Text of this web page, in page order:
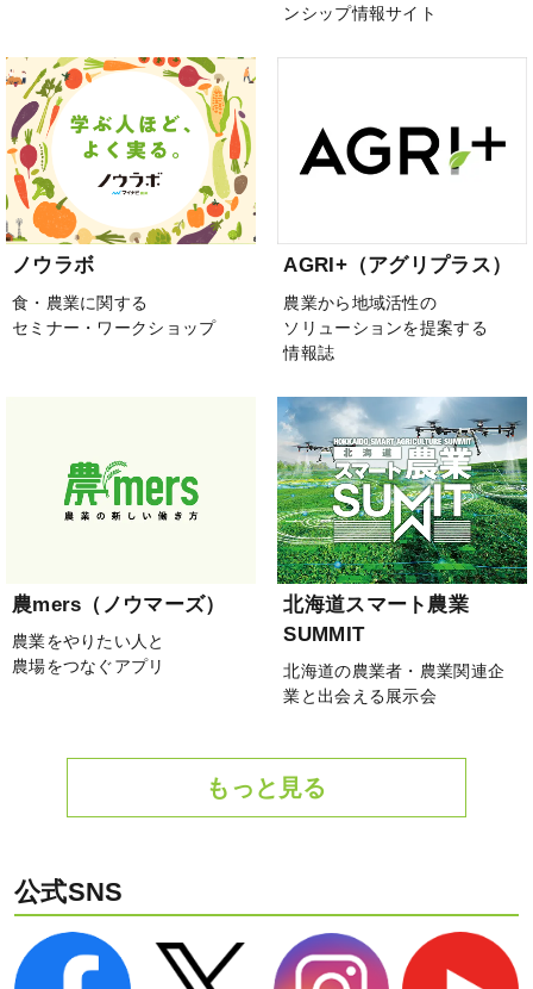
ンシップ情報サイト
ノウラボ
食・農業に関する
セミナー・ワークショップ
AGRI+（アグリプラス）
農業から地域活性の
ソリューションを提案する
情報誌
農mers（ノウマーズ）
農業をやりたい人と
農場をつなぐアプリ
北海道スマート農業
SUMMIT
北海道の農業者・農業関連企
業と出会える展示会
もっと見る
公式SNS